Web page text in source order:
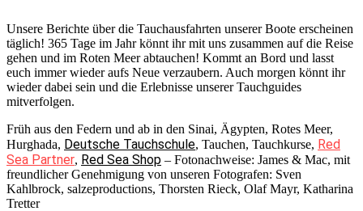
Unsere Berichte über die Tauchausfahrten unserer Boote erscheinen
täglich! 365 Tage im Jahr könnt ihr mit uns zusammen auf die Reise
gehen und im Roten Meer abtauchen! Kommt an Bord und lasst
euch immer wieder aufs Neue verzaubern. Auch morgen könnt ihr
wieder dabei sein und die Erlebnisse unserer Tauchguides
mitverfolgen.
Früh aus den Federn und ab in den Sinai, Ägypten, Rotes Meer,
Hurghada, Deutsche Tauchschule, Tauchen, Tauchkurse, Red
Sea Partner, Red Sea Shop – Fotonachweise: James & Mac, mit
freundlicher Genehmigung von unseren Fotografen: Sven
Kahlbrock, salzeproductions, Thorsten Rieck, Olaf Mayr, Katharina
Tretter